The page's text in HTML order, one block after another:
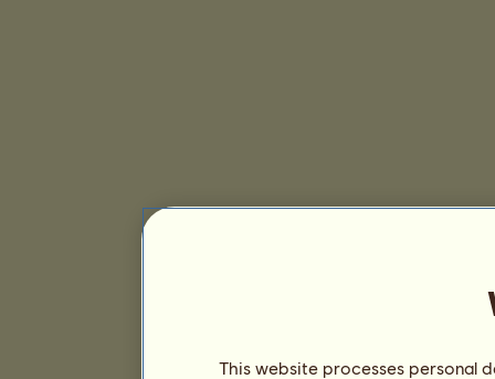
This website processes personal